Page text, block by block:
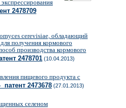
2478709
cerevisiae, обладающий
получения кормового
производства кормового
2478701 (10.04.2013)
пищевого продукта с
патент 2473678 (27.01.2013)
селеном